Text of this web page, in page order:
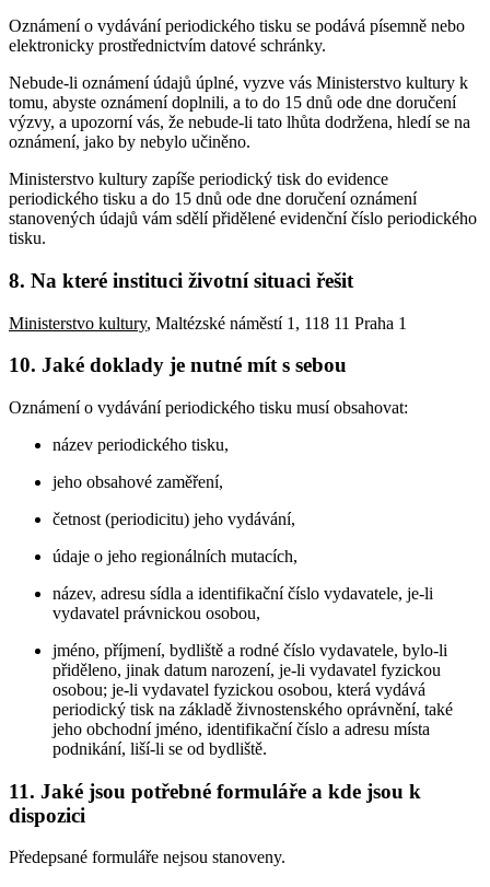
Oznámení o vydávání periodického tisku se podává písemně nebo
elektronicky prostřednictvím datové schránky.
Nebude-li oznámení údajů úplné, vyzve vás Ministerstvo kultury k
tomu, abyste oznámení doplnili, a to do 15 dnů ode dne doručení
výzvy, a upozorní vás, že nebude-li tato lhůta dodržena, hledí se na
oznámení, jako by nebylo učiněno.
Ministerstvo kultury zapíše periodický tisk do evidence
periodického tisku a do 15 dnů ode dne doručení oznámení
stanovených údajů vám sdělí přidělené evidenční číslo periodického
tisku.
8. Na které instituci životní situaci řešit
Ministerstvo kultury, Maltézské náměstí 1, 118 11 Praha 1
10. Jaké doklady je nutné mít s sebou
Oznámení o vydávání periodického tisku musí obsahovat:
název periodického tisku,
jeho obsahové zaměření,
četnost (periodicitu) jeho vydávání,
údaje o jeho regionálních mutacích,
název, adresu sídla a identifikační číslo vydavatele, je-li
vydavatel právnickou osobou,
jméno, příjmení, bydliště a rodné číslo vydavatele, bylo-li
přiděleno, jinak datum narození, je-li vydavatel fyzickou
osobou; je-li vydavatel fyzickou osobou, která vydává
periodický tisk na základě živnostenského oprávnění, také
jeho obchodní jméno, identifikační číslo a adresu místa
podnikání, liší-li se od bydliště.
11. Jaké jsou potřebné formuláře a kde jsou k
dispozici
Předepsané formuláře nejsou stanoveny.